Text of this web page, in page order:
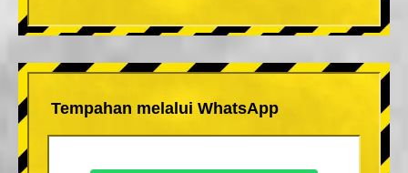
Tempahan melalui WhatsApp